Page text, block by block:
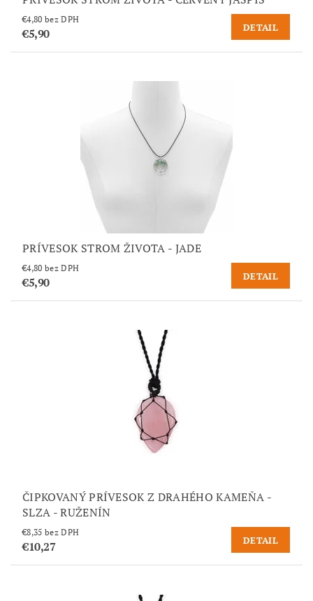
€4,80 bez DPH
€5,90 DETAIL
PRÍVESOK STROM ŽIVOTA - JADE
€4,80 bez DPH
€5,90 DETAIL
ČIPKOVANÝ PRÍVESOK Z DRAHÉHO KAMEŇA -
SLZA - RUŽENÍN
€8,35 bez DPH
€10,27 DETAIL